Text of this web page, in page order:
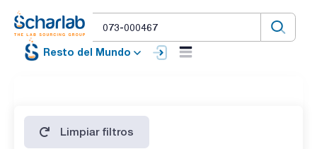
Resto del Mundo
Limpiar filtros